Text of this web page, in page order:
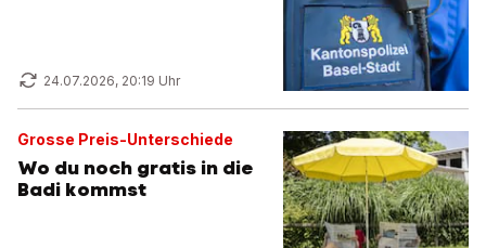
24.07.2026, 20:19 Uhr
Grosse Preis-Unterschiede
Wo du noch gratis in die
Badi kommst